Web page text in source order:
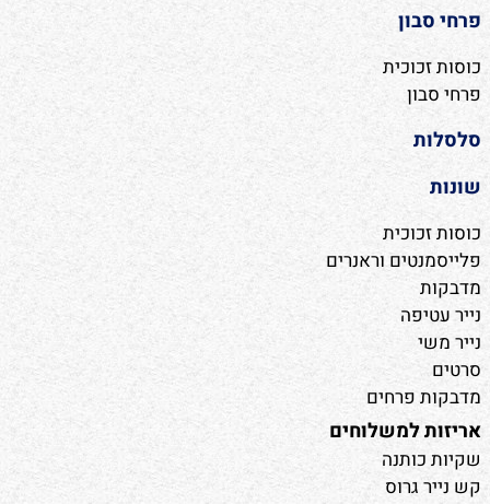
פרחי סבון
כוסות זכוכית
פרחי סבון
סלסלות
שונות
כוסות זכוכית
פלייסמנטים וראנרים
מדבקות
נייר עטיפה
נייר משי
סרטים
מדבקות פרחים
אריזות למשלוחים
שקיות כותנה
קש נייר גרוס